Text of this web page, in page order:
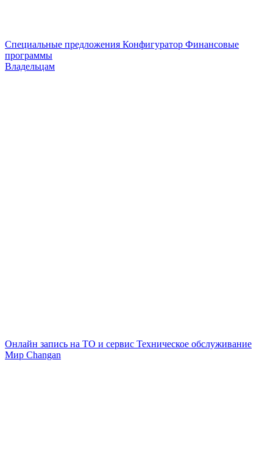
Специальные предложения Конфигуратор Финансовые
программы
Владельцам
Онлайн запись на ТО и сервис Техническое обслуживание
Мир Changan